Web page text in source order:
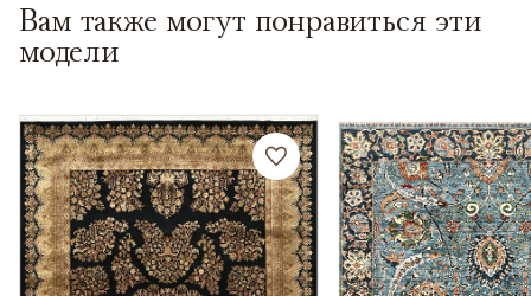
Вам также могут понравиться эти
модели